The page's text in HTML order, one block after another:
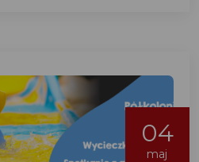
04
maj